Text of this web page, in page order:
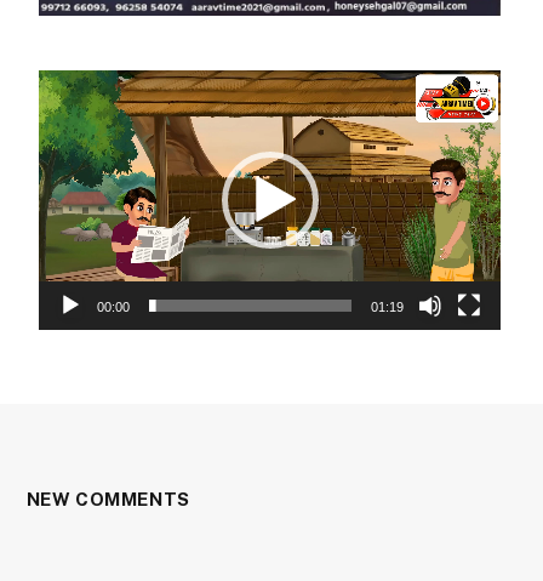
Video
Player
00:00 01:19
NEW COMMENTS